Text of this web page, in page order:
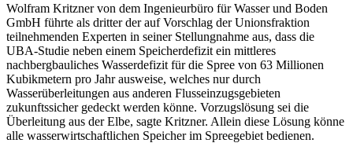
Wolfram Kritzner von dem Ingenieurbüro für Wasser und Boden
GmbH führte als dritter der auf Vorschlag der Unionsfraktion
teilnehmenden Experten in seiner Stellungnahme aus, dass die
UBA-Studie neben einem Speicherdefizit ein mittleres
nachbergbauliches Wasserdefizit für die Spree von 63 Millionen
Kubikmetern pro Jahr ausweise, welches nur durch
Wasserüberleitungen aus anderen Flusseinzugsgebieten
zukunftssicher gedeckt werden könne. Vorzugslösung sei die
Überleitung aus der Elbe, sagte Kritzner. Allein diese Lösung könne
alle wasserwirtschaftlichen Speicher im Spreegebiet bedienen.